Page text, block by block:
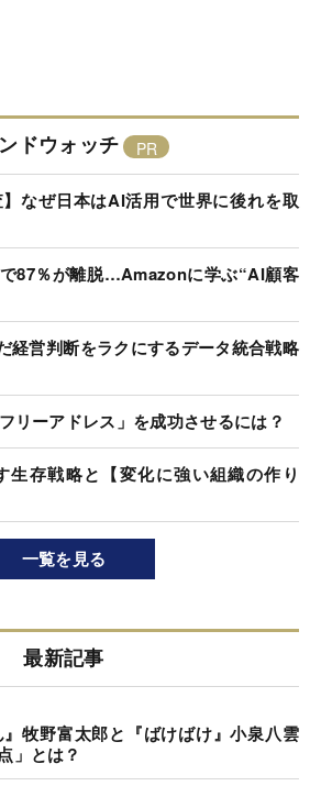
ドウォッチ
】なぜ日本はAI活用で世界に後れを取
で87％が離脱…Amazonに学ぶ“AI顧客
経営判断をラクにするデータ統合戦略
リーアドレス」を成功させるには？
生存戦略と【変化に強い組織の作り
一覧を見る
最新記事
牧野富太郎と『ばけばけ』小泉八雲
」とは？